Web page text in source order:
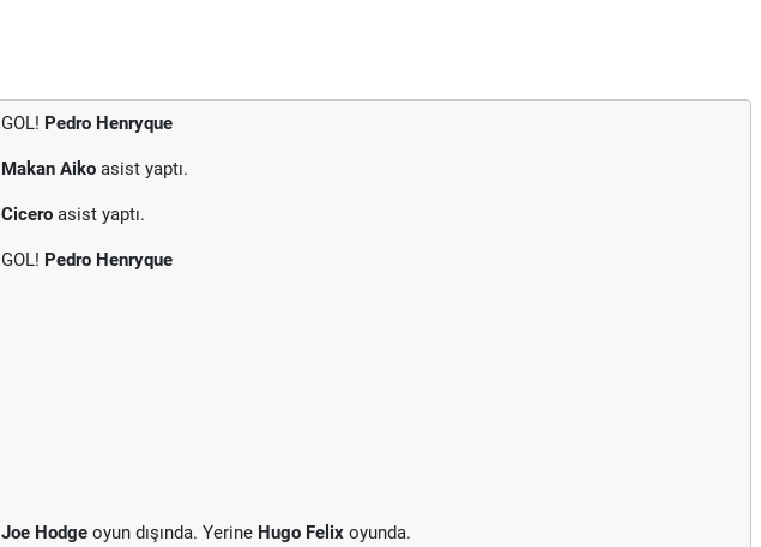
GOL! Pedro Henryque
Makan Aiko asist yaptı.
Cicero asist yaptı.
GOL! Pedro Henryque
Joe Hodge oyun dışında. Yerine Hugo Felix oyunda.